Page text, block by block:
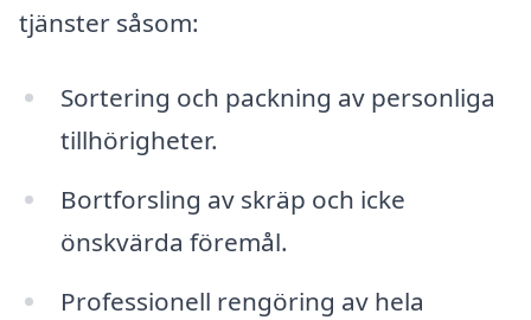
tjänster såsom:
Sortering och packning av personliga
tillhörigheter.
Bortforsling av skräp och icke
önskvärda föremål.
Professionell rengöring av hela